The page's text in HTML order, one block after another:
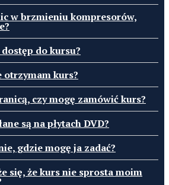
w brzmieniu kompresorów,
do kursu?
kurs?
czy mogę zamówić kurs?
są na płytach DVD?
gdzie mogę ja zadać?
się, że kurs nie sprosta moim